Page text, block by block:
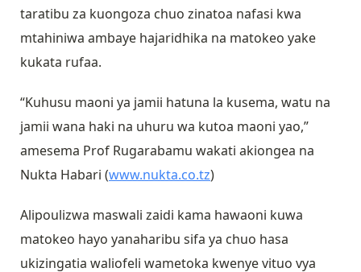
taratibu za kuongoza chuo zinatoa nafasi kwa
mtahiniwa ambaye hajaridhika na matokeo yake
kukata rufaa.
“Kuhusu maoni ya jamii hatuna la kusema, watu na
jamii wana haki na uhuru wa kutoa maoni yao,”
amesema Prof Rugarabamu wakati akiongea na
Nukta Habari (www.nukta.co.tz)
Alipoulizwa maswali zaidi kama hawaoni kuwa
matokeo hayo yanaharibu sifa ya chuo hasa
ukizingatia waliofeli wametoka kwenye vituo vya